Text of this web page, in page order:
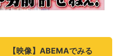
【映像】ABEMAでみる